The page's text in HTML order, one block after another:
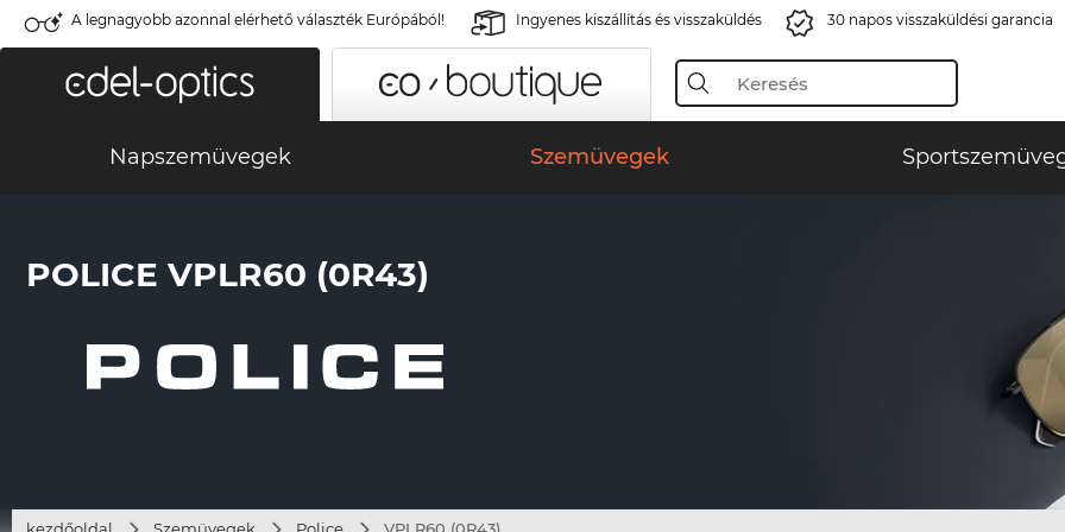
A legnagyobb azonnal elérhető választék Európából! Ingyenes kiszállítás és visszaküldés 30 napos visszaküldési garancia
Napszemüvegek Szemüvegek
POLICE VPLR60 (0R43)